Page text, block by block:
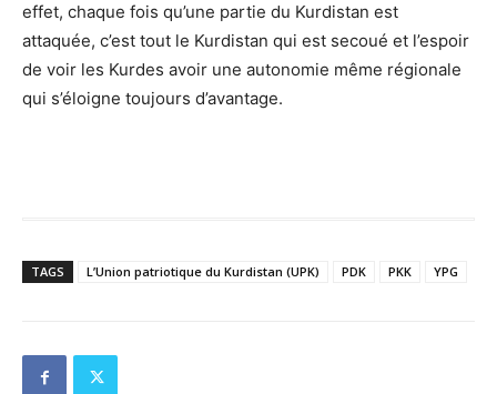
effet, chaque fois qu’une partie du Kurdistan est
attaquée, c’est tout le Kurdistan qui est secoué et l’espoir
de voir les Kurdes avoir une autonomie même régionale
qui s’éloigne toujours d’avantage.
TAGS L’Union patriotique du Kurdistan (UPK) PDK PKK YPG